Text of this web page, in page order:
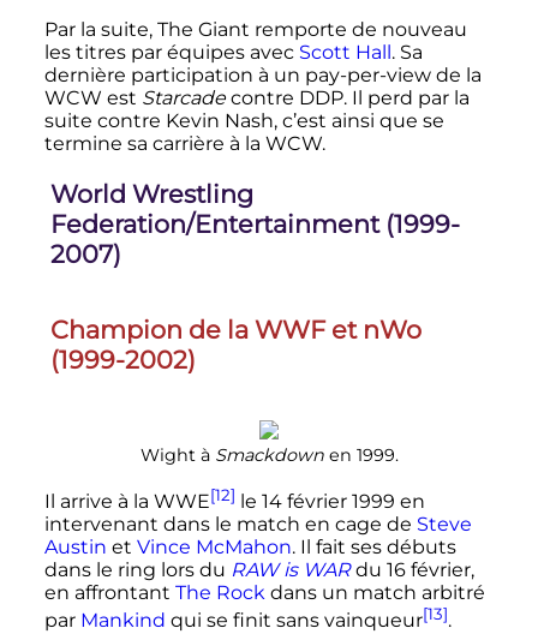
Par la suite, The Giant remporte de nouveau
les titres par équipes avec Scott Hall. Sa
dernière participation à un pay-per-view de la
WCW est Starcadecontre DDP. Il perd par la
suite contre Kevin Nash, c’est ainsi que se
termine sa carrière à la WCW.
World Wrestling
Federation/Entertainment (1999-
2007)
Champion de la WWF et nWo
(1999-2002)
Wight à Smackdownen 1999.
Il arrive à la WWE[12] le 14 février 1999 en
intervenant dans le match en cage de Steve
Austin et Vince McMahon. Il fait ses débuts
dans le ring lors du RAW is WARdu 16 février,
en affrontant The Rockdans un match arbitré
par Mankind qui se finit sans vainqueur[13].